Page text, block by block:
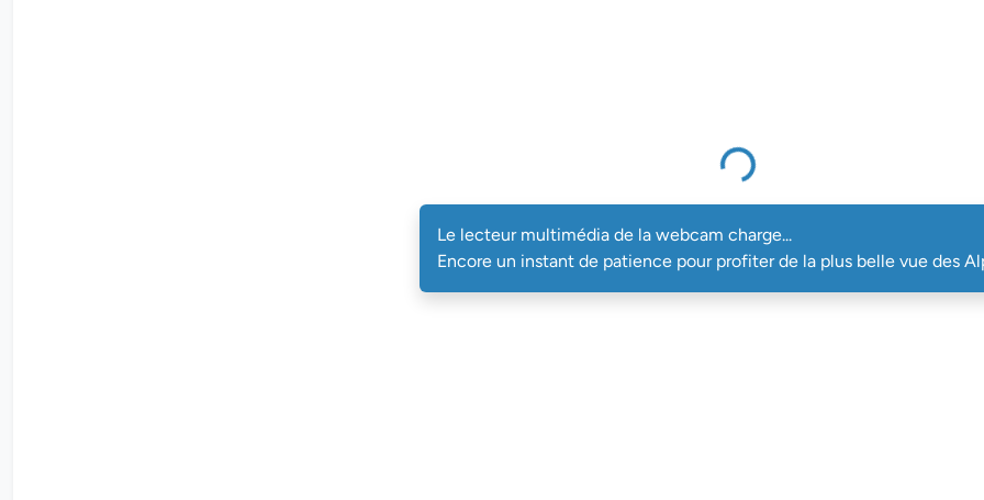
Le lecteur multimédia de la webcam charge...
Le lecteur multimédia de la webcam charge...
Encore un instant de patience pour profiter de la plus belle vue des